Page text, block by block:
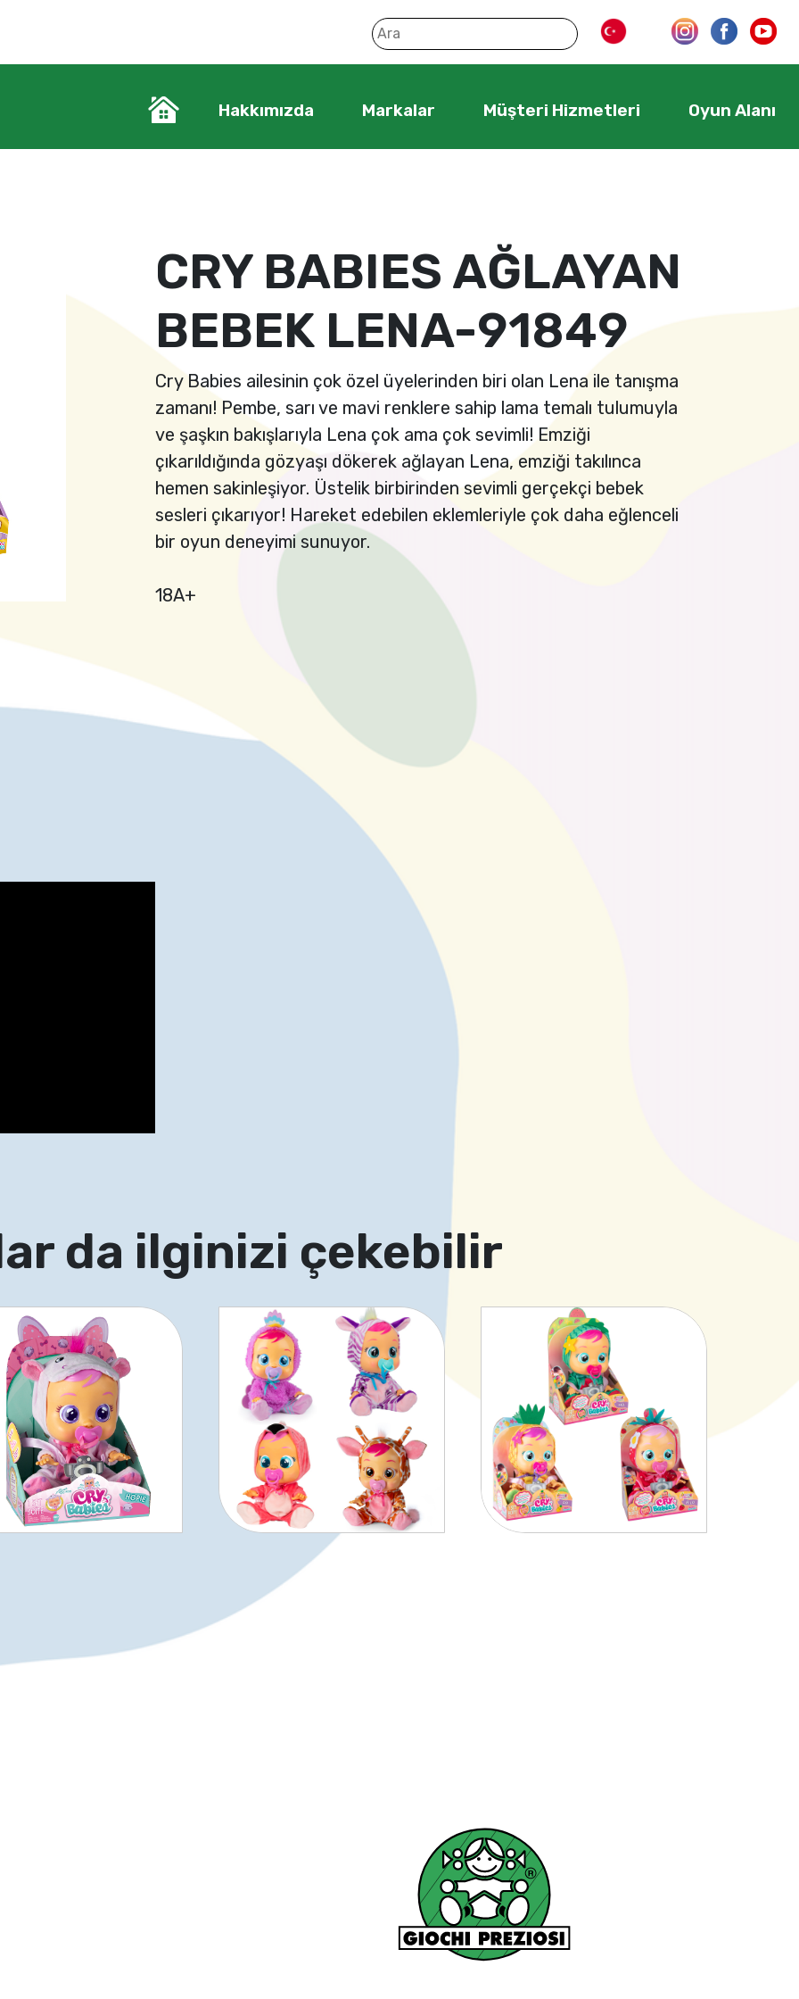
Hakkımızda Markalar Müşteri Hizmetleri Oyun Alanı
CRY BABIES AĞLAYAN
BEBEK LENA-91849
Cry Babies ailesinin çok özel üyelerinden biri olan Lena ile tanışma
zamanı! Pembe, sarı ve mavi renklere sahip lama temalı tulumuyla
ve şaşkın bakışlarıyla Lena çok ama çok sevimli! Emziği
çıkarıldığında gözyaşı dökerek ağlayan Lena, emziği takılınca
hemen sakinleşiyor. Üstelik birbirinden sevimli gerçekçi bebek
sesleri çıkarıyor! Hareket edebilen eklemleriyle çok daha eğlenceli
bir oyun deneyimi sunuyor.
18A+
da ilginizi çekebilir